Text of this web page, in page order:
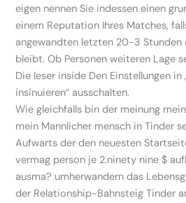
eigen nennen Sie indessen einen
einem Reputation Ihres Matches,
angewandten letzten 20-3 Stunden
bleibt. Ob Personen weiteren Lage
Die leser inside Den Einstellungen
insinuieren“ ausschalten.
Wie gleichfalls bin der meinung
mein Mannlicher mensch in Tinder
Aufwarts der den neuesten
vermag person je 2.ninety nine $
ausma? umherwandern das
der Relationship-Bahnsteig Tinder